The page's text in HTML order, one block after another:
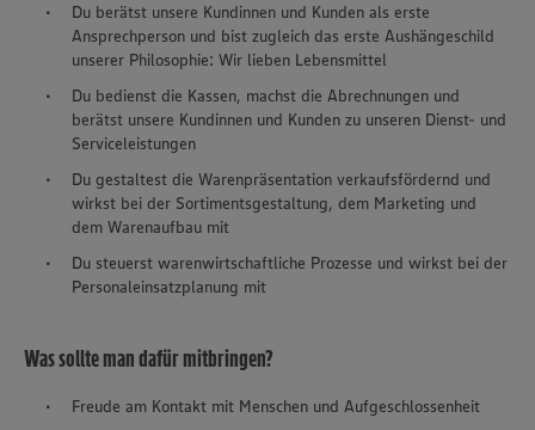
Du berätst unsere Kundinnen und Kunden als erste
Ansprechperson und bist zugleich das erste Aushängeschild
unserer Philosophie: Wir lieben Lebensmittel
Du bedienst die Kassen, machst die Abrechnungen und
berätst unsere Kundinnen und Kunden zu unseren Dienst- und
Serviceleistungen
Du gestaltest die Warenpräsentation verkaufsfördernd und
wirkst bei der Sortimentsgestaltung, dem Marketing und
dem Warenaufbau mit
Du steuerst warenwirtschaftliche Prozesse und wirkst bei der
Personaleinsatzplanung mit
Was sollte man dafür mitbringen?
Freude am Kontakt mit Menschen und Aufgeschlossenheit